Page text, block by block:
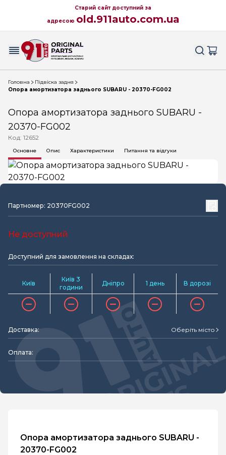
Старий сайт доступний за
адресою old.911auto.com.ua
Головна
Підвіска задня
Опора амортизатора заднього SUBARU - 20370-FG002
Опора амортизатора заднього SUBARU -
20370-FG002
Код: 12652
Основне Опис Характеристики Питання та відгуки
Партномер: 20370FG002
Не доступний
Доступний для замовлення на складах:
Київ
Київ 3
години
Дніпро 1 день В дорозі
Доставка: Оберіть місто
Оплата:
Опора амортизатора заднього SUBARU -
20370-FG002